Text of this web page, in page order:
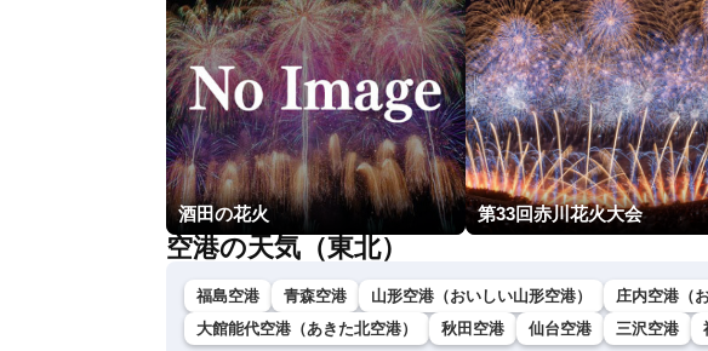
酒田の花火 第33回赤川花火大会
空港の天気（東北）
福島空港 青森空港 山形空港（おいしい山形空港） 庄内空港（
大館能代空港（あきた北空港）
秋田空港 仙台空港 三沢空港